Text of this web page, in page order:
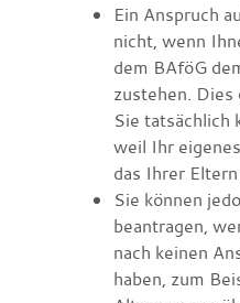
Ein Anspruch
nicht, wenn
dem BAföG
zustehen. Dies
Sie tatsächlich
weil Ihr
das Ihrer
Sie können
beantragen,
nach keinen
haben, zum